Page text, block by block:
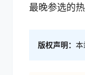
最晚参选的
版权声明： 本